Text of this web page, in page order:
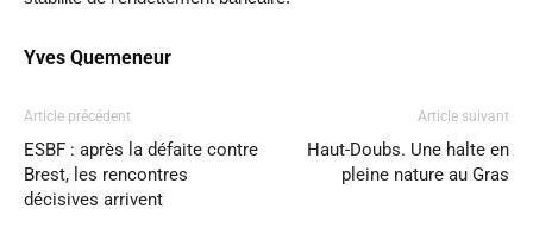
Yves Quemeneur
Article précédent
ESBF : après la défaite contre
Brest, les rencontres
décisives arrivent
Article suivant
Haut-Doubs. Une halte en
pleine nature au Gras